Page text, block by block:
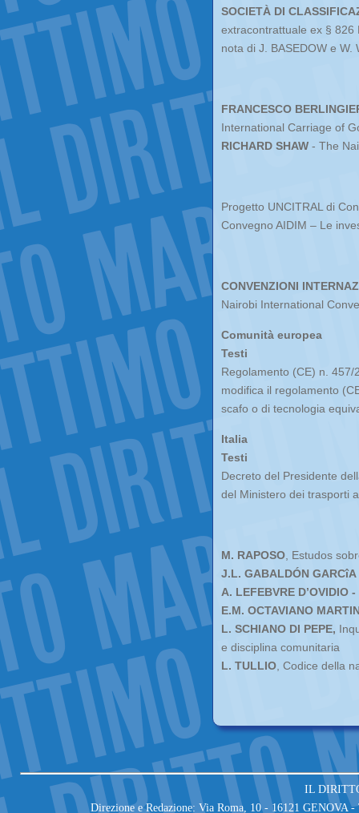
SOCIETÀ DI
extracontrattuale ex §
nota di J. BASEDOW e W.
FRANCESCO
International Carriage of
RICHARD SHAW - The
Progetto UNCITRAL di
Convegno AIDIM – Le
CONVENZIONI
Nairobi International
Comunità europea
Testi
Regolamento (CE) n.
modifica il regolamento
scafo o di tecnologia
Italia
Testi
Decreto del Presidente
del Ministero dei trasporti
M. RAPOSO , Estudos
J.L. GABALDÓN
A. LEFEBVRE D’OVIDIO
E.M. OCTAVIANO
L. SCHIANO DI PEPE,
e disciplina comunitaria
L. TULLIO , Codice della
IL
Direzione e Redazione: Via Roma, 10 - 16121